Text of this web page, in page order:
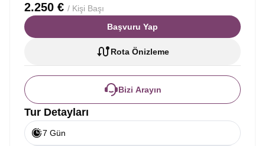
2.250 € / Kişi Başı
Başvuru Yap
Rota Önizleme
Bizi Arayın
Tur Detayları
7 Gün